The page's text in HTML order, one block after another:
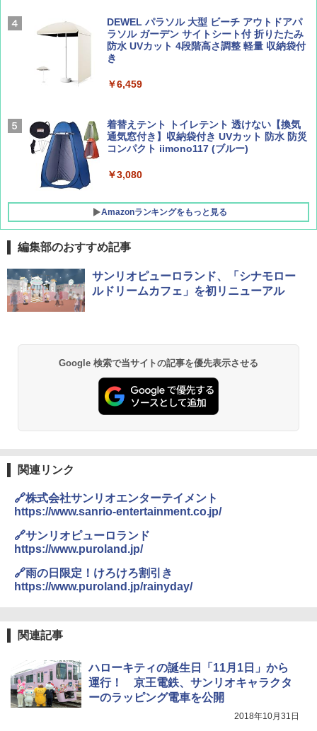
AIRLINE（エアライン）2026年9月号【特
集】ボーイング110周年を祝して！
￥1,760
A09 地球の歩き方 イタリア 2026～2027 地
球の歩き方A ヨーロッパ
￥2,479
広げるだけ パッとサッとテント ブラックコ
ーティング フルクローズ メッシュ 3-4人用
簡単設置 ポップアップテント エクルベージ
ュ(BC仕様) PATC-150B(EB)
￥9,990
[キャンパーズコレクション 山善] 傘みたいに
広げるだけ パッとサッとテント キューブワ
イド ブラックコーティング フルクローズ メ
ATCW-150B エクルベージュ
DEWEL パラソル 大型 ビーチ アウトドアパ
ラソル ガーデン サイトシート付 折りたたみ
防水 UVカット 4段階高さ調整 軽量 収納袋付
き
￥6,459
着替えテント トイレテント 透けない【換気
通気窓付き】収納袋付き UVカット 防水 防災
コンパクト iimono117 (ブルー)
￥3,080
Amazonランキングをもっと見る
編集部のおすすめ記事
サンリオピューロランド、「シナモロー
ルドリームカフェ」を初リニューアル
Google 検索で当サイトの記事を優先表示させる
関連リンク
🔗株式会社サンリオエンターテイメント
https://www.sanrio-entertainment.co.jp/
🔗サンリオピューロランド
https://www.puroland.jp/
🔗雨の日限定！けろけろ割引き
https://www.puroland.jp/rainyday/
関連記事
ハローキティの誕生日「11月1日」から
運行！ 京王電鉄、サンリオキャラクタ
ーのラッピング電車を公開
2018年10月31日